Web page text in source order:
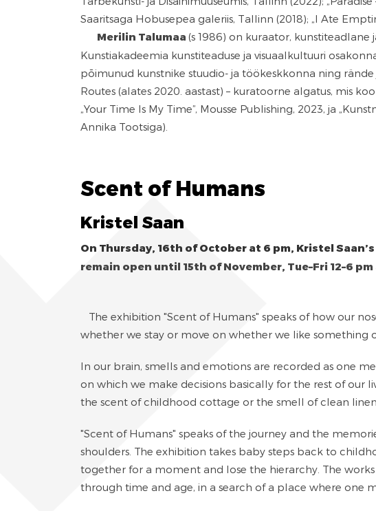
Saaritsaga Hobusepea galeriis,
Merilin Talumaa (s 1986) on kuraator, kunstiteadlane
Kunstiakadeemia kunstiteaduse ja visuaalkultuuri
põimunud kunstnike stuudio- ja töökeskkonna ning
Routes (alates 2020. aastast) – kuratoorne algatus, mis
„Your Time Is My Time”, Mousse Publishing, 2023, ja
Annika Tootsiga).
Scent of Humans
Kristel Saan
On Thursday, 16th of October at 6 pm, Kristel
remain open until 15th of November, Tue–Fri 12–6 pm
The exhibition "Scent of Humans" speaks of how our
whether we stay or move on whether we like
In our brain, smells and emotions are recorded as one
on which we make decisions basically for the rest of our
the scent of childhood cottage or the smell of clean
"Scent of Humans" speaks of the journey and the
shoulders. The exhibition takes baby steps back to
together for a moment and lose the hierarchy. The
through time and age, in a search of a place where one